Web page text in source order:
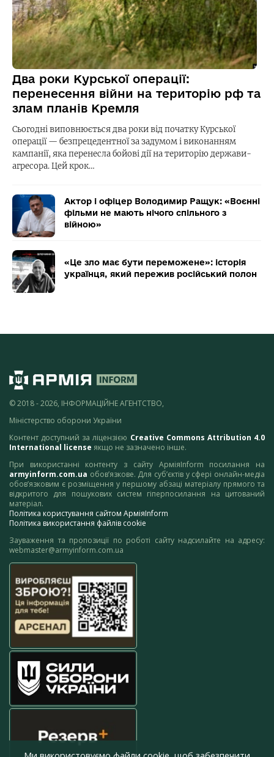
Два роки Курської операції:
перенесення війни на територію рф та
злам планів Кремля
Сьогодні виповнюється два роки від початку Курської
операції — безпрецедентної за задумом і виконанням
кампанії, яка перенесла бойові дії на територію держави-
агресора. Цей крок…
Актор і офіцер Володимир Ращук: «Воєнні
фільми не мають нічого спільного з
війною»
«Це зло має бути переможене»: історія
українця, який пережив російський полон
© 2018 - 2026, ІНФОРМАЦІЙНЕ АГЕНТСТВО,
Міністерство оборони України
Контент доступний за ліцензією Creative Commons Attribution 4.0
International license якщо не зазначено інше.
При використанні контенту з сайту АрміяInform посилання на
armyinform.com.ua обов’язкове. Для суб’єктів у сфері онлайн-медіа
обов’язковим є розміщення у першому абзаці матеріалу прямого та
відкритого для пошукових систем гіперпосилання на цитований
матеріал.
Політика користування сайтом АрміяInform
Політика використання файлів cookie
Зауваження та пропозиції по роботі сайту надсилайте на адресу:
webmaster@armyinform.com.ua